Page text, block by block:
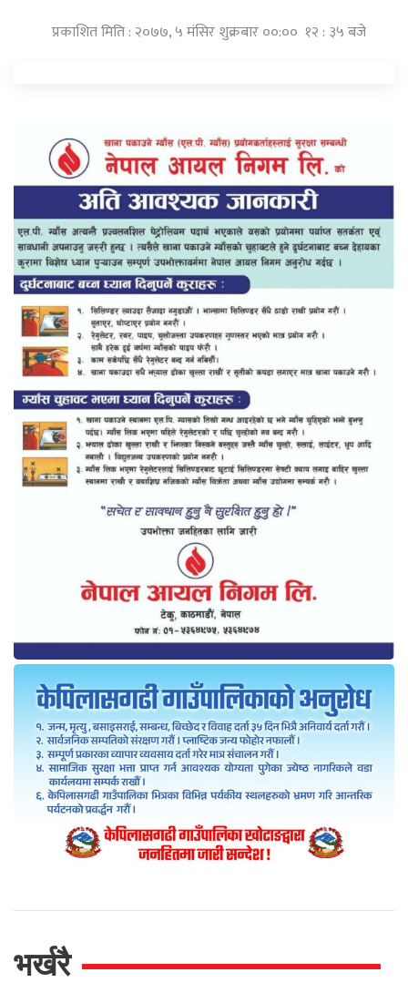
प्रकाशित मिति : २०७७, ५ मंसिर शुक्रबार ००:०० १२ : ३५ बजे
भर्खरै